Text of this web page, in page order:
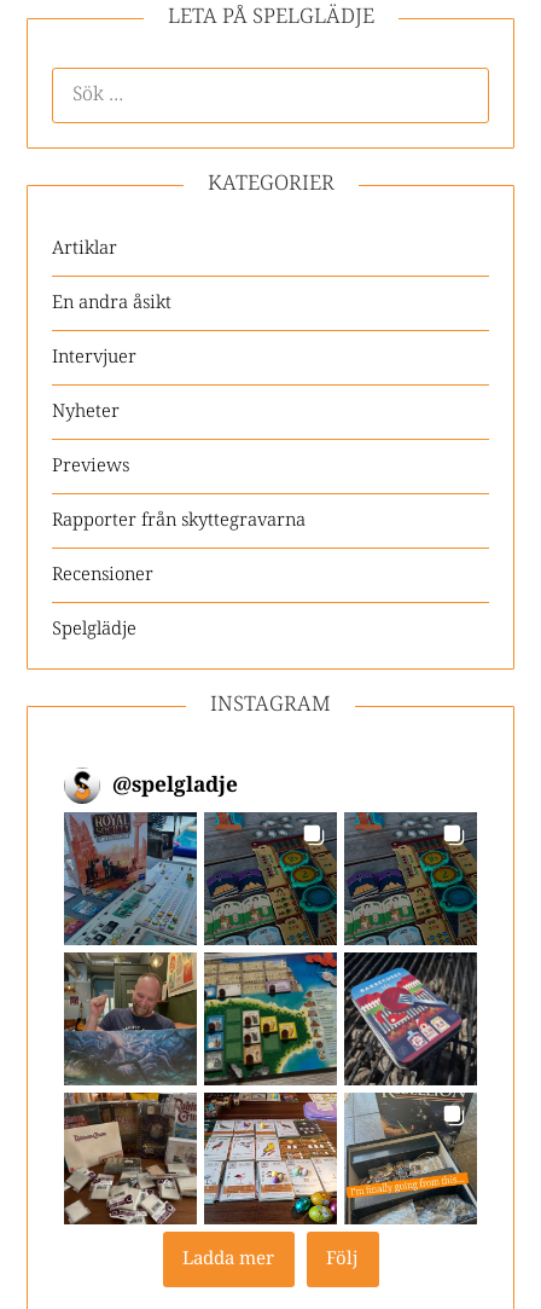
LETA PÅ SPELGLÄDJE
KATEGORIER
Artiklar
En andra åsikt
Intervjuer
Nyheter
Previews
Rapporter från skyttegravarna
Recensioner
Spelglädje
INSTAGRAM
@spelgladje
Ladda mer Följ